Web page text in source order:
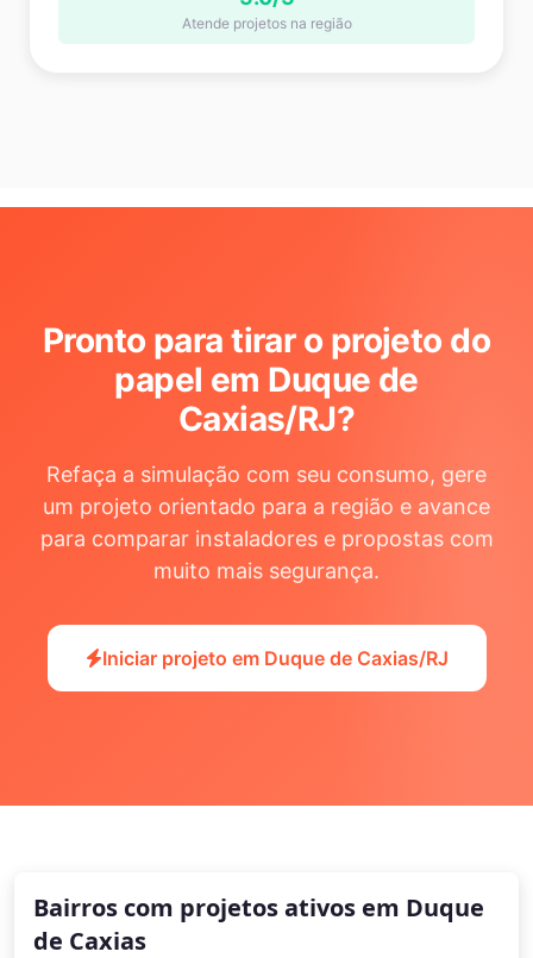
Atende projetos na região
Pronto para tirar o projeto do
papel em Duque de
Caxias/RJ?
Refaça a simulação com seu consumo, gere
um projeto orientado para a região e avance
para comparar instaladores e propostas com
muito mais segurança.
Iniciar projeto em Duque de Caxias/RJ
Bairros com projetos ativos em Duque
de Caxias